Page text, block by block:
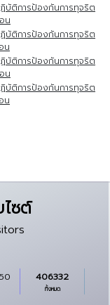
บัติการป้องกันการทุจริต
น
บัติการป้องกันการทุจริต
น
บัติการป้องกันการทุจริต
น
บัติการป้องกันการทุจริต
น
ซต์
ทั้งหมด
406332